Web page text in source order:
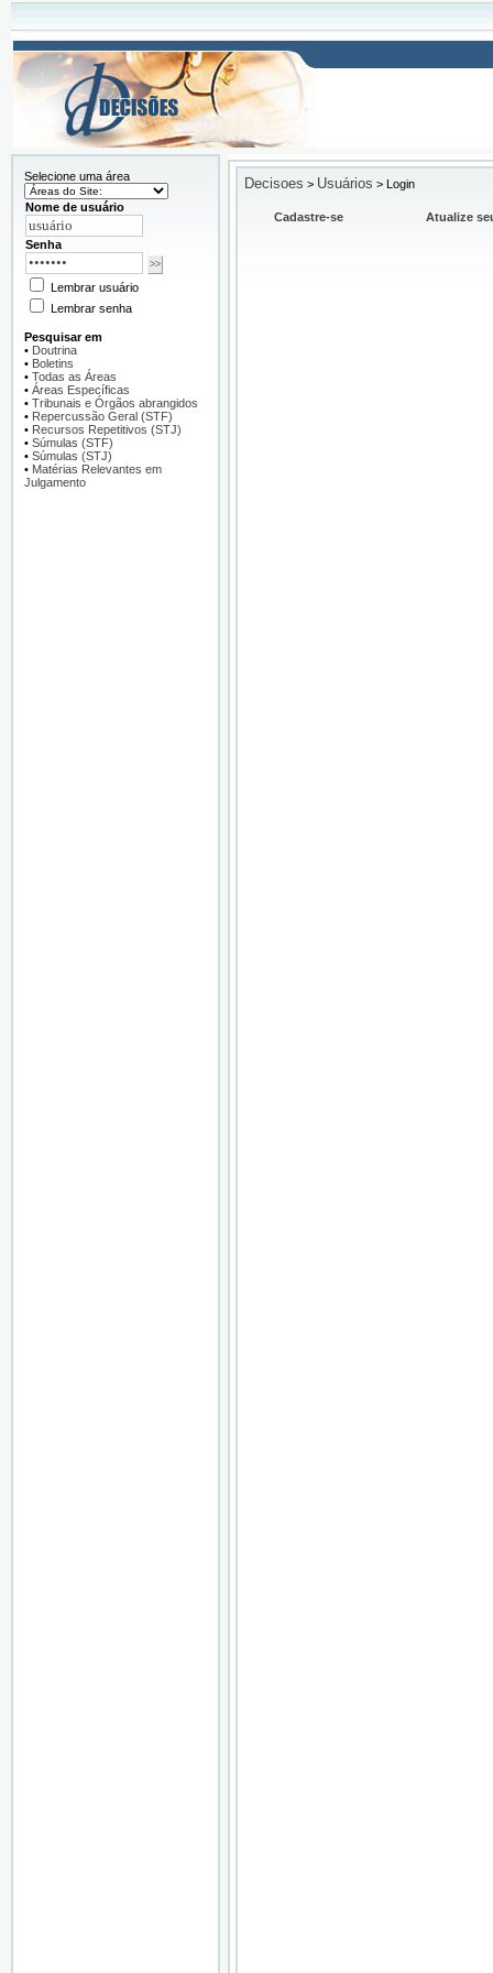
Selecione uma área
Nome de usuário
Senha
Lembrar usuário
Lembrar senha
Pesquisar em
• Doutrina
• Boletins
• Todas as Áreas
• Áreas Específicas
• Tribunais e Órgãos abrangidos
• Repercussão Geral (STF)
• Recursos Repetitivos (STJ)
• Súmulas (STF)
• Súmulas (STJ)
• Matérias Relevantes em
Julgamento
Decisoes > Usuários > Login
Cadastre-se Atualize